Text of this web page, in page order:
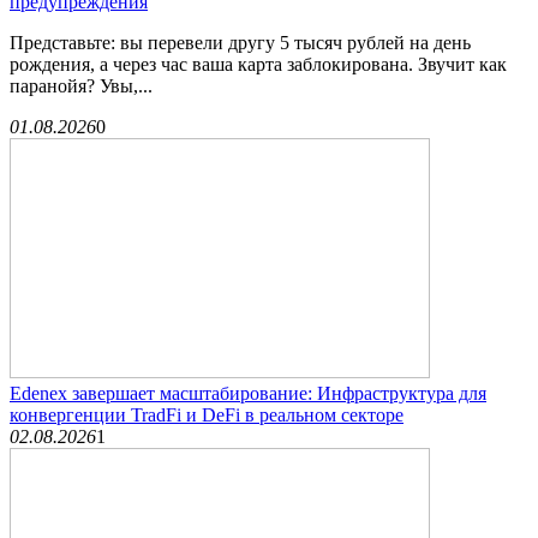
Представьте: вы перевели другу 5 тысяч рублей на день
рождения, а через час ваша карта заблокирована. Звучит как
паранойя? Увы,...
01.08.20260
Edenex завершает масштабирование: Инфраструктура для
конвергенции TradFi и DeFi в реальном секторе
02.08.20261